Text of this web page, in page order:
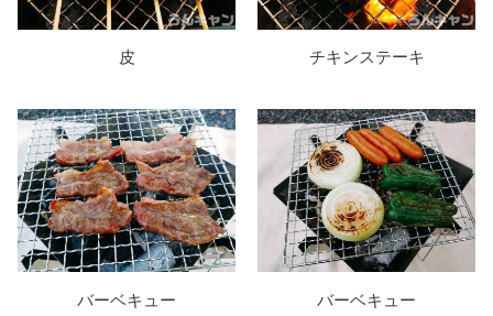
皮 チキンステーキ
バーベキュー バーベキュー